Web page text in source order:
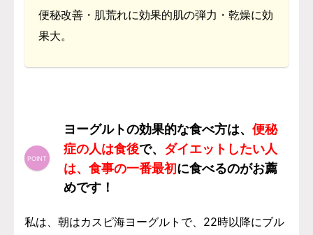
便秘改善・肌荒れに効果的肌の弾力・乾燥に効
果大。
ヨーグルトの効果的な食べ方は、 便秘
症の人は食後で、 ダイエットしたい人
は、食事の一番最初に食べるのがお薦
めです！
私は、朝はカスピ海ヨーグルトで、22時以降にブル